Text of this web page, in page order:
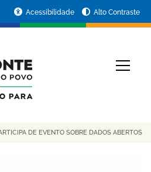
Acessibilidade Alto Contraste
DE EVENTO SOBRE DADOS ABERTOS